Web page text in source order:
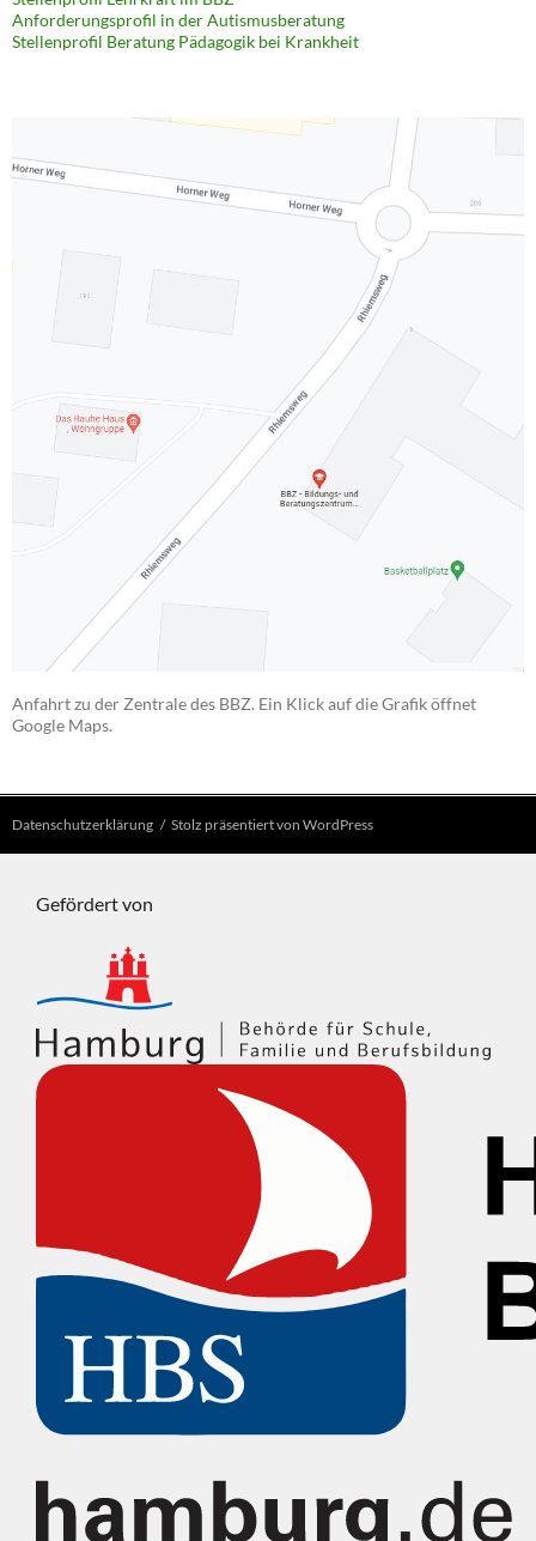
Anforderungsprofil in der Autismusberatung
Stellenprofil Beratung Pädagogik bei Krankheit
Anfahrt zu der Zentrale des BBZ. Ein Klick auf die Grafik öffnet
Google Maps.
Datenschutzerklärung Stolz präsentiert von WordPress
Gefördert von